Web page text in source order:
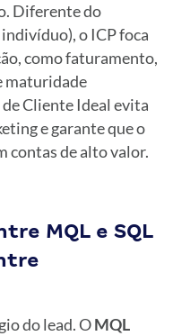
Diferente do
o ICP foca
como faturamento,
maturidade
Cliente Ideal evita
e garante que o
contas de alto valor.
MQL e SQL
do lead. OMQL